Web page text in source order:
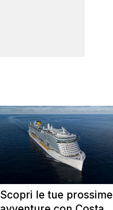
Scopri le tue prossime